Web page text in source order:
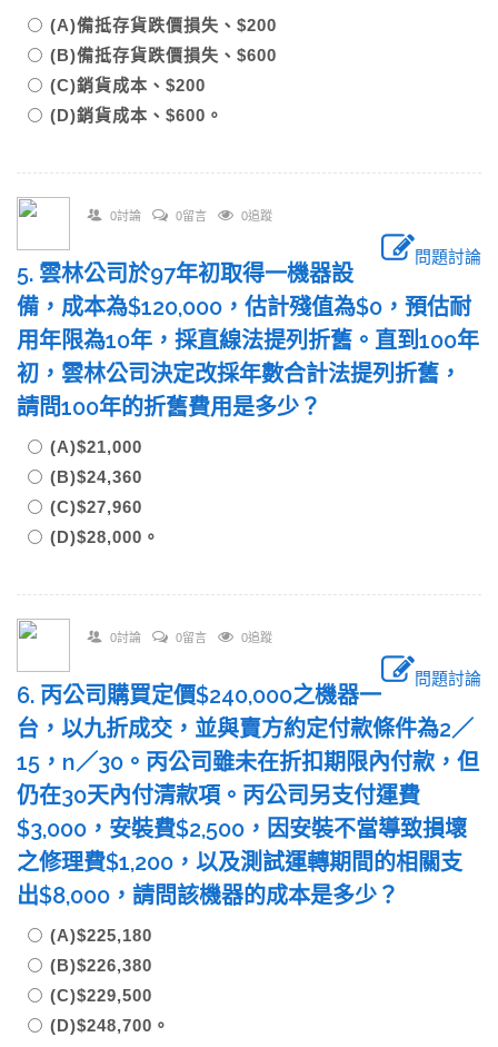
(A)備抵存貨跌價損失、$200
(B)備抵存貨跌價損失、$600
(C)銷貨成本、$200
(D)銷貨成本、$600。
0討論 0留言 0追蹤
問題討論
5. 雲林公司於97年初取得一機器設
備，成本為$120,000，估計殘值為$0，預估耐
用年限為10年，採直線法提列折舊。直到100年
初，雲林公司決定改採年數合計法提列折舊，
請問100年的折舊費用是多少？
(A)$21,000
(B)$24,360
(C)$27,960
(D)$28,000。
0討論 0留言 0追蹤
問題討論
6. 丙公司購買定價$240,000之機器一
台，以九折成交，並與賣方約定付款條件為2／
15，n／30。丙公司雖未在折扣期限內付款，但
仍在30天內付清款項。丙公司另支付運費
$3,000，安裝費$2,500，因安裝不當導致損壞
之修理費$1,200，以及測試運轉期間的相關支
出$8,000，請問該機器的成本是多少？
(A)$225,180
(B)$226,380
(C)$229,500
(D)$248,700。